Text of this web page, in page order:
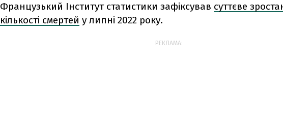
Французький Інститут статистики зафіксував суттєве
кількості смертей у липні 2022 року.
РЕКЛАМА: